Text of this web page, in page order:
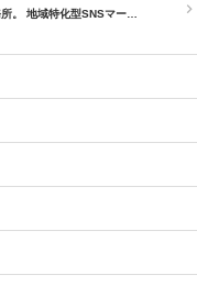
。 地域特化型SNSマー…